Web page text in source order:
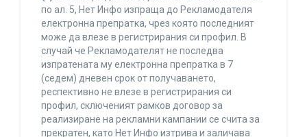
по ал. 5, Нет Инфо изпраща до Рекламодателя
електронна препратка, чрез която последният
може да влезе в регистрирания си профил. В
случай че Рекламодателят не последва
изпратената му електронна препратка в 7
(седем) дневен срок от получаването,
респективно не влезе в регистрирания си
профил, сключеният рамков договор за
реализиране на рекламни кампании се счита за
прекратен, като Нет Инфо изтрива и заличава